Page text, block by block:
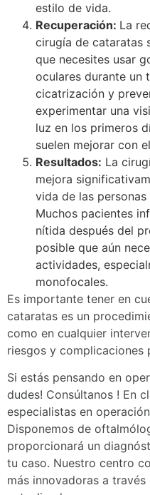
estilo de vida.
Recuperación: La
cirugía de cataratas
que necesites usar
oculares durante un
cicatrización y
experimentar una
luz en los primeros
suelen mejorar con
Resultados: La
mejora
vida de las
Muchos pacientes
nítida después del
posible que aún
actividades,
monofocales.
Es importante tener en
cataratas es un
como en cualquier
riesgos y complicaciones
Si estás pensando en
dudes! Consúltanos ! En
especialistas en
Disponemos de
proporcionará un
tu caso. Nuestro centro
más innovadoras a